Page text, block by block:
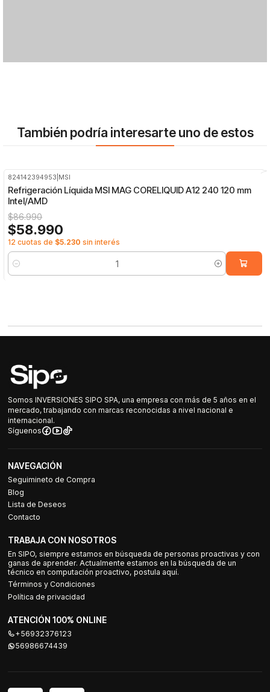
También podría interesarte uno de estos
824142394953 MSI
Refrigeración Líquida MSI MAG CORELIQUID A12 240 120 mm
Intel/AMD
$86.990
$58.990
12 cuotas de $5.230 sin interés
Cantidad
Somos INVERSIONES SIPO SPA, una empresa con más de 5 años en el
mercado, trabajando con marcas reconocidas a nivel nacional e
internacional.
Síguenos
NAVEGACIÓN
Seguimineto de Compra
Blog
Lista de Deseos
Contacto
TRABAJA CON NOSOTROS
En SIPO, siempre estamos en búsqueda de personas proactivas y con
ganas de aprender. Actualmente estamos en la búsqueda de un
técnico en computación proactivo, postula aquí.
Términos y Condiciones
Política de privacidad
ATENCIÓN 100% ONLINE
+56932376123
56986674439